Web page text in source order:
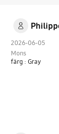
2026-06-05
Mons
färg : Gray